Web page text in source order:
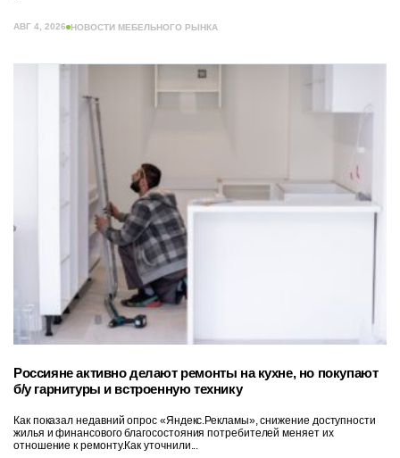
АВГ 4, 2026 НОВОСТИ МЕБЕЛЬНОГО РЫНКА
Россияне активно делают ремонты на кухне, но покупают
б/у гарнитуры и встроенную технику
Как показал недавний опрос «Яндекс.Рекламы», снижение доступности
жилья и финансового благосостояния потребителей меняет их
отношение к ремонту.Как уточнили...